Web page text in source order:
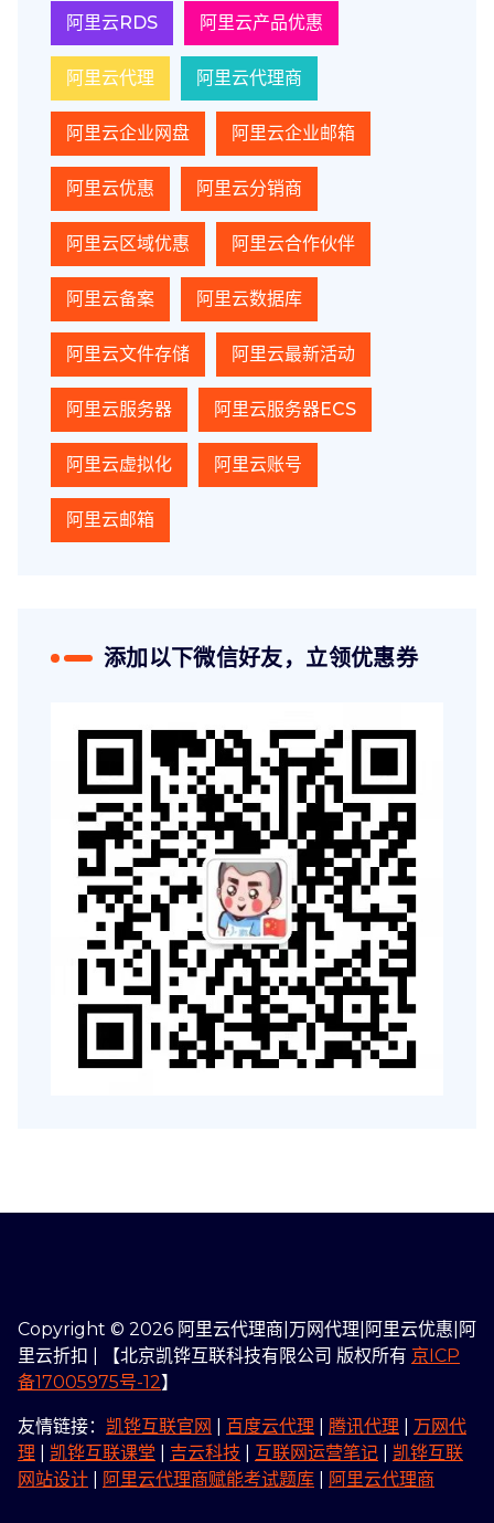
阿里云RDS 阿里云产品优惠
阿里云代理 阿里云代理商
阿里云企业网盘 阿里云企业邮箱
阿里云优惠 阿里云分销商
阿里云区域优惠 阿里云合作伙伴
阿里云备案 阿里云数据库
阿里云文件存储 阿里云最新活动
阿里云服务器 阿里云服务器ECS
阿里云虚拟化 阿里云账号
阿里云邮箱
添加以下微信好友，立领优惠券
Copyright © 2026 阿里云代理商|万网代理|阿里云优惠|阿
里云折扣 | 【北京凯铧互联科技有限公司 版权所有 京ICP
备17005975号-12】
友情链接： 凯铧互联官网 百度云代理 腾讯代理
万网代
理
凯铧互联课堂 吉云科技 互联网运营笔记
凯铧互联
网站设计
阿里云代理商赋能考试题库 阿里云代理商